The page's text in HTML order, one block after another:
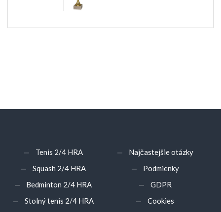
Tenis 2/4 HRA
Squash 2/4 HRA
Bedminton 2/4 HRA
Stolný tenis 2/4 HRA
Najčastejšie otázky
Podmienky
GDPR
Cookies